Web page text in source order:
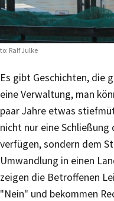
Ralf Julke
Es gibt Geschichten, die
eine Verwaltung, man
paar Jahre etwas
nicht nur eine
verfügen, sondern dem
Umwandlung in einen
zeigen die Betroffenen
"Nein" und bekommen